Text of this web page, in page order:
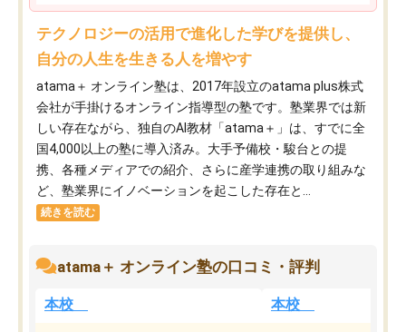
テクノロジーの活用で進化した学びを提供し、
自分の人生を生きる人を増やす
atama＋ オンライン塾は、2017年設立のatama plus株式
会社が手掛けるオンライン指導型の塾です。塾業界では新
しい存在ながら、独自のAI教材「atama＋」は、すでに全
国4,000以上の塾に導入済み。大手予備校・駿台との提
携、各種メディアでの紹介、さらに産学連携の取り組みな
ど、塾業界にイノベーションを起こした存在と...
続きを読む
atama＋ オンライン塾の口コミ・評判
本校 本校